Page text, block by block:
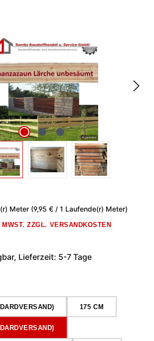
Meter (9,95 € / 1 Laufende(r) Meter)
ZZGL. VERSANDKOSTEN
Lieferzeit: 5-7 Tage
175 CM